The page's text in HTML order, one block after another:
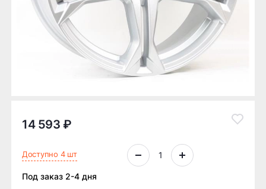
14 593 ₽
Доступно 4 шт
Под заказ 2-4 дня